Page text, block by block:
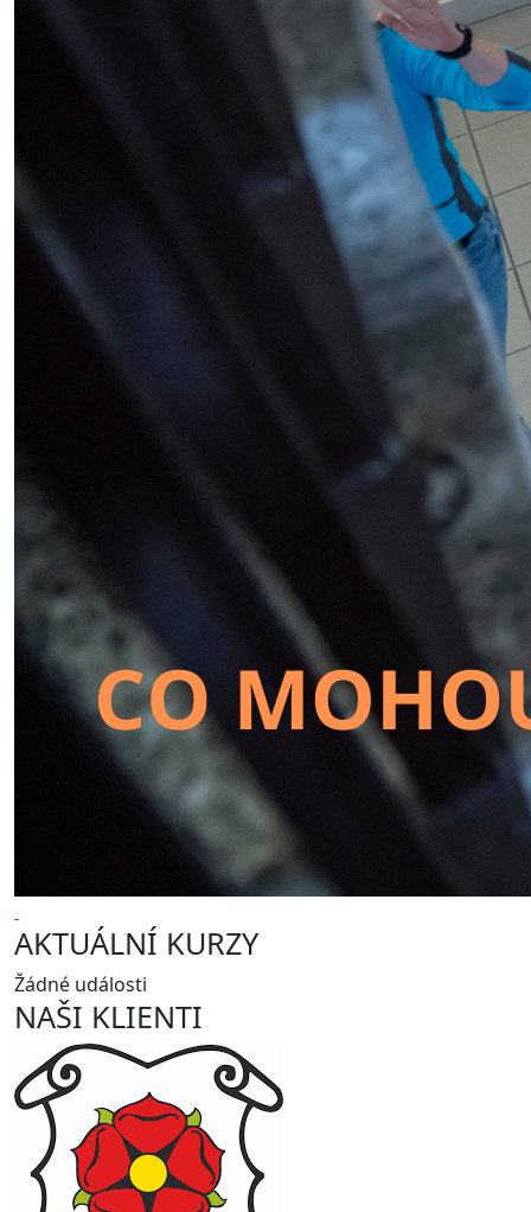
AKTUÁLNÍ KURZY
Žádné události
NAŠI KLIENTI